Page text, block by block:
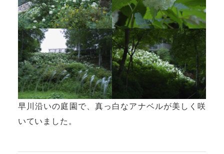
早川沿いの庭園で、真っ白なアナベルが美しく咲
いていました。